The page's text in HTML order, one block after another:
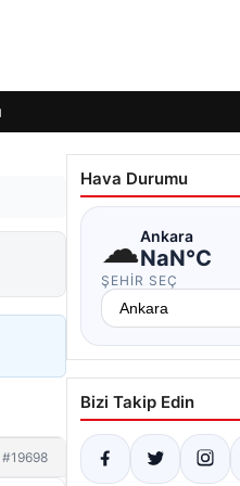
#19698
Hava Durumu
☁Ankara
NaN°C
ŞEHIR SEÇ
Bizi Takip Edin